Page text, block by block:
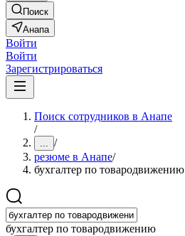
Поиск
Анапа
Войти
Войти
Зарегистрироваться
Поиск сотрудников в Анапе
/
... /
резюме в Анапе/
бухгалтер по товародвижению
бухгалтер по товародвижению